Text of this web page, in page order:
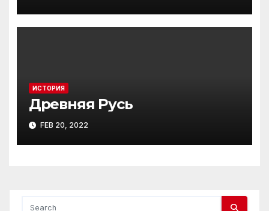
ИСТОРИЯ
Древняя Русь
FEB 20, 2022